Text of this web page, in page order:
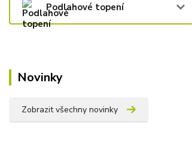
Podlahové topení
Novinky
Zobrazit všechny novinky